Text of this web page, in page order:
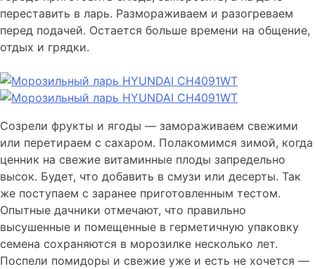
переставить в ларь. Размораживаем и разогреваем
перед подачей. Остается больше времени на общение,
отдых и грядки.
Созрели фрукты и ягоды — замораживаем свежими
или перетираем с сахаром. Полакомимся зимой, когда
ценник на свежие витаминные плоды запредельно
высок. Будет, что добавить в смузи или десерты. Так
же поступаем с заранее приготовленным тестом.
Опытные дачники отмечают, что правильно
высушенные и помещенные в герметичную упаковку
семена сохраняются в морозилке несколько лет.
Поспели помидоры и свежие уже и есть не хочется —